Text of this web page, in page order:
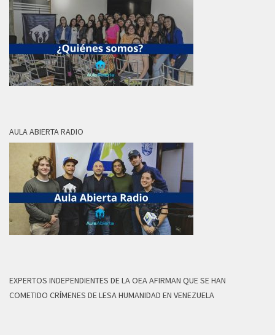
AULA ABIERTA RADIO
EXPERTOS INDEPENDIENTES DE LA OEA AFIRMAN QUE SE HAN
COMETIDO CRÍMENES DE LESA HUMANIDAD EN VENEZUELA